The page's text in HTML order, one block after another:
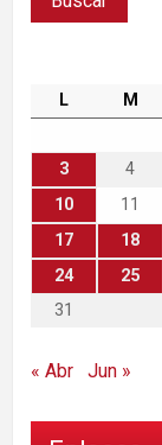
L M
3
4
10
11
17
18
24
25
31
« Abr Jun »